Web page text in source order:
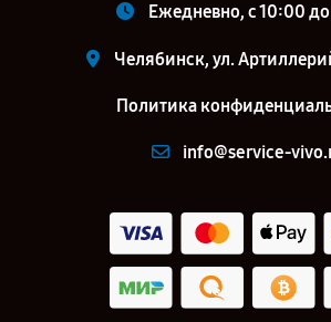
Ежедневно, с 10:00
Челябинск, ул.
Политика
info@service-